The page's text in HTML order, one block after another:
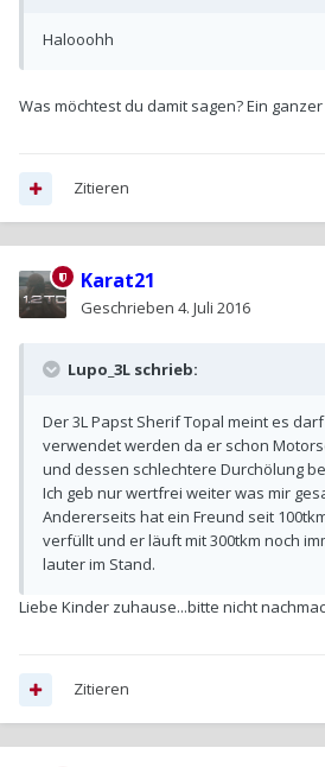
Halooohh
Was möchtest du damit sagen? Ein
Zitieren
Karat21
Geschrieben 4. Juli 2016
Lupo_3L schrieb:
Der 3L Papst Sherif Topal meint es
verwendet werden da er schon
und dessen schlechtere Durchölung
Ich geb nur wertfrei weiter was mir
Andererseits hat ein Freund seit
verfüllt und er läuft mit 300tkm noch
lauter im Stand.
Liebe Kinder zuhause...bitte nicht
Zitieren